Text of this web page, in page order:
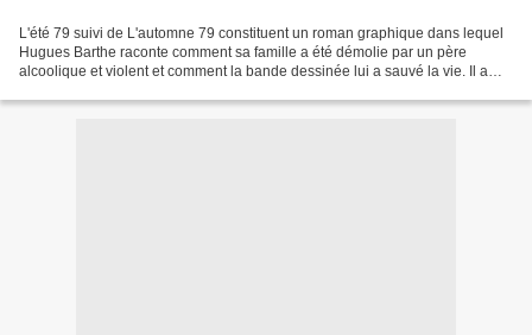
L'été 79 suivi de L'automne 79 constituent un roman graphique dans lequel
Hugues Barthe raconte comment sa famille a été démolie par un père
alcoolique et violent et comment la bande dessinée lui a sauvé la vie. Il a